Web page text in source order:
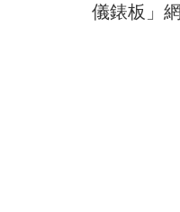
儀錶板」